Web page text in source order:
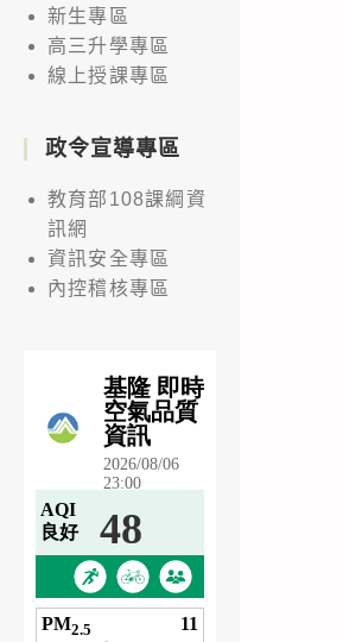
新生專區
高三升學專區
線上授課專區
政令宣導專區
教育部108課綱資
訊網
資訊安全專區
內控稽核專區